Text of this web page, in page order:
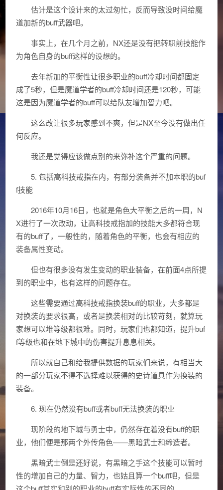
估计是这个设计来的太过匆忙，反而导致没时间给魔
道加新的buff武器吧。
事实上，在几个月之前，NX还是没有把转职前技能作
为角色自身的buff这样的设想的。
去年新加的平衡性让很多职业的buff冷却时间都固定
成了5秒，但是魔道学者的buff冷却时间还是120秒，可能
这是因为魔道学者的buff可以给队友增加智力吧。
这么改让很多玩家感到不爽，但是NX至今没有做出任
何反应。
我还是觉得应该做点别的来弥补这个严重的问题。
5. 包括高科技戒指在内，有部分装备并不加本职的buf
f技能
2016年10月16日，也就是角色大平衡之后的一周，N
X进行了一次改动，让高科技戒指加的技能大多都符合现
有的buff了，一般性的，随着角色的平衡，也会有相应的
装备属性变动。
但也有很多没有发生变动的职业装备，在前面4点所提
到的职业中，也有这样的问题存在。
这些需要通过高科技戒指换装buff的职业，大多都是
对换装的要求很高，或者是换装相对的比较苛刻，就算玩
家想可以堆等级都很难。同时，玩家们也都知道，提升buf
f等级也和在地下城中的伤害提升息息相关。
所以就自己和给我提供数据的玩家们来说，有相当大
的一部分玩家不得不选择难以获得的史诗道具作为换装的
装备。
6. 现在仍然没有buff或者buff无法换装的职业
现阶段的地下城与勇士中，仍然存在着没有buff的职
业，他们便是那两个外传角色——黑暗武士和缔造者。
黑暗武士倒是还好说，有黑暗之手这个技能可以暂时
性的增加自己的力量、智力，也姑且算一个buff吧，但是